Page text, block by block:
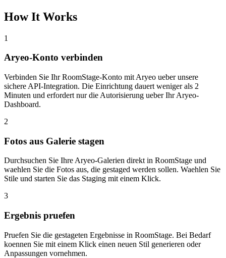
How It Works
1
Aryeo-Konto verbinden
Verbinden Sie Ihr RoomStage-Konto mit Aryeo ueber unsere
sichere API-Integration. Die Einrichtung dauert weniger als 2
Minuten und erfordert nur die Autorisierung ueber Ihr Aryeo-
Dashboard.
2
Fotos aus Galerie stagen
Durchsuchen Sie Ihre Aryeo-Galerien direkt in RoomStage und
waehlen Sie die Fotos aus, die gestaged werden sollen. Waehlen Sie
Stile und starten Sie das Staging mit einem Klick.
3
Ergebnis pruefen
Pruefen Sie die gestageten Ergebnisse in RoomStage. Bei Bedarf
koennen Sie mit einem Klick einen neuen Stil generieren oder
Anpassungen vornehmen.